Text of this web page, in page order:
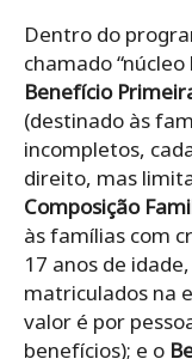
Dentro do
chamado
Benefício
(destinado às
incompletos,
direito, mas
Composição
às famílias com
17 anos de
matriculados na
valor é por
benefícios); e o